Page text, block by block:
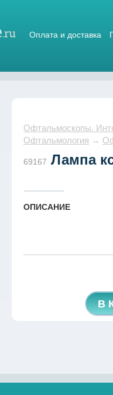
Оплата и доставка
Офтальмоскопы.
Офтальмология →
69167 Лампа
ОПИСАНИЕ
В